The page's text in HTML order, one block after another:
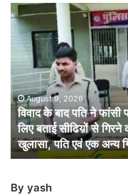
विवाद
के
बाद
ने
फांसी
पर
लटकाया
पत्नी
को,
घटना
छिपाने
August 9, 2026
विवाद के बाद पति ने
लिए बताई सीढिय़ों से गिरने
खुलासा, पति एवं एक अन्य
By yash